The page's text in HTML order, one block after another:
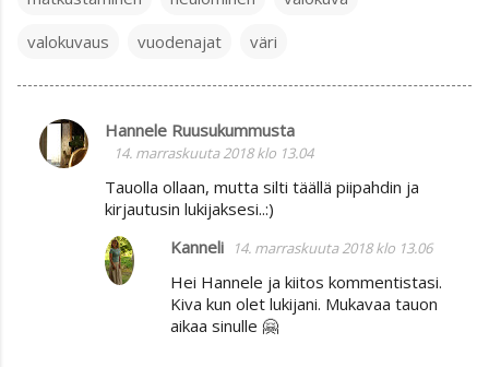
valokuvaus
vuodenajat väri
K
o
Hannele Ruusukummusta
14. marraskuuta 2018 klo 13.04
Tauolla ollaan, mutta silti täällä piipahdin ja
kirjautusin lukijaksesi..:)
Kanneli 14. marraskuuta 2018 klo 13.06
Hei Hannele ja kiitos kommentistasi.
Kiva kun olet lukijani. Mukavaa tauon
aikaa sinulle 🤗